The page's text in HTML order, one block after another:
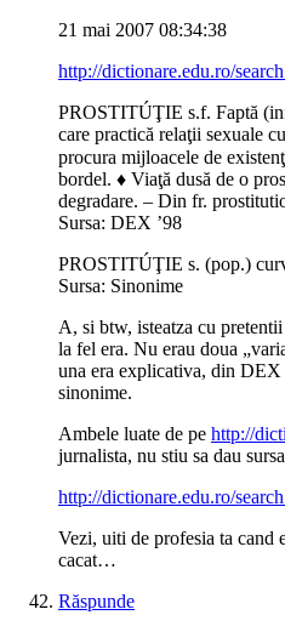
21 mai 2007 08:34:38
http://dictionare.edu.ro/
PROSTITÚŢIE s.f. Faptă
care practică relaţii sexuale
procura mijloacele de
bordel. ♦ Viaţă dusă de o
degradare. – Din fr.
Sursa: DEX ’98
PROSTITÚŢIE s. (pop.)
Sursa: Sinonime
A, si btw, isteatza cu
la fel era. Nu erau doua
una era explicativa, din
sinonime.
Ambele luate de pe http://
jurnalista, nu stiu sa dau
http://dictionare.edu.ro/
Vezi, uiti de profesia ta cand
cacat…
Răspunde